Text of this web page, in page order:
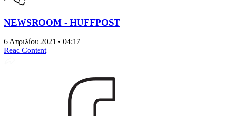
NEWSROOM - HUFFPOST
6 Απριλίου 2021 • 04:17
Read Content